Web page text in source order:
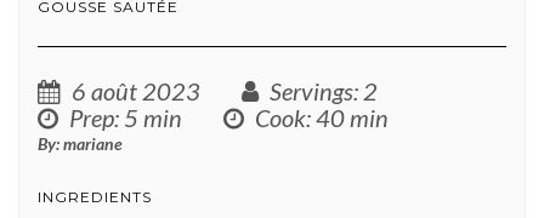
GOUSSE SAUTÉE
6 août 2023 Servings: 2
Prep: 5 min Cook: 40 min
By:mariane
INGREDIENTS